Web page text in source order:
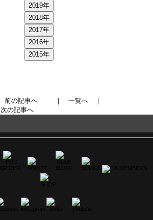
2019年
2018年
2017年
2016年
2015年
前の記事へ ｜ 一覧へ｜
次の記事へ